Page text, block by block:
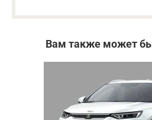
Вам также может